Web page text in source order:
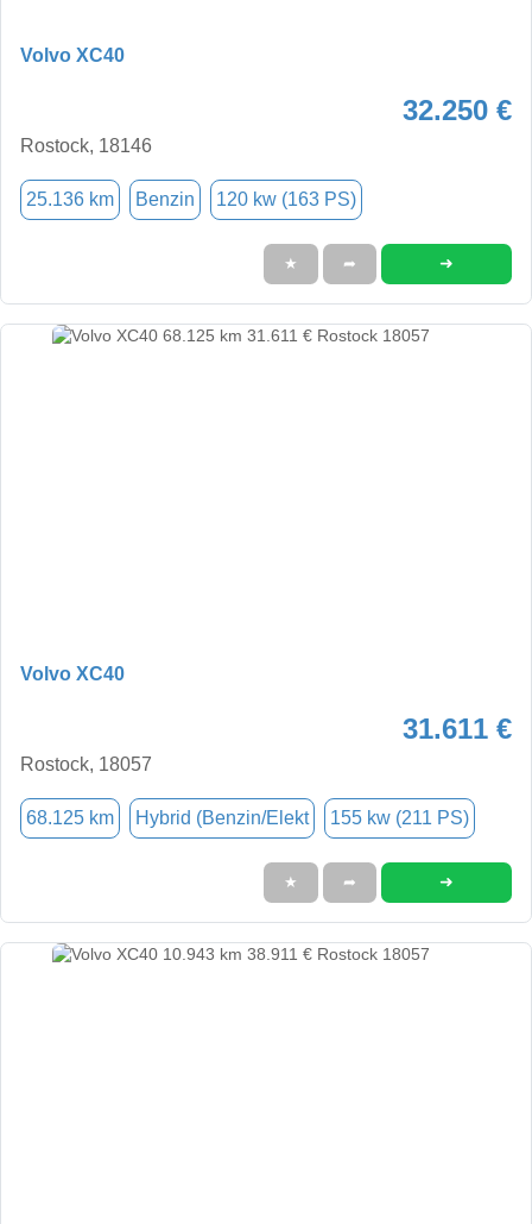
Volvo XC40
32.250 €
Rostock, 18146
25.136 km Benzin 120 kw (163 PS)
★ ➦ ➜
Volvo XC40
31.611 €
Rostock, 18057
68.125 km Hybrid (Benzin/Elekt 155 kw (211 PS)
★ ➦ ➜